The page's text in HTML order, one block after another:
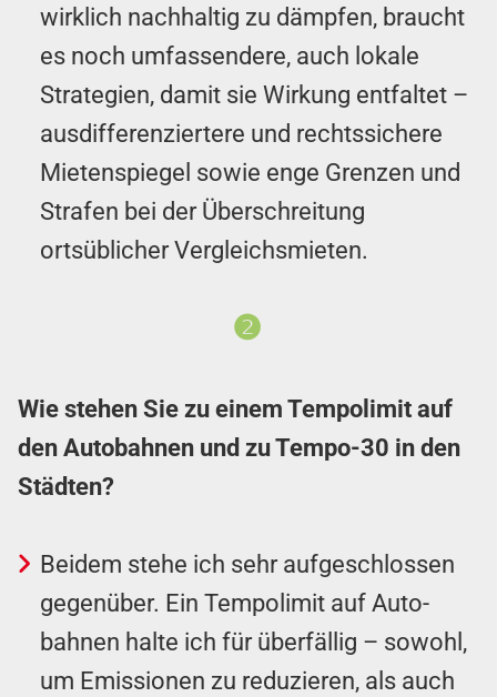
wirklich nachhaltig zu dämpfen, braucht
es noch um­fass­en­dere, auch lokale
Strategien, damit sie Wirkung entfaltet –
aus­diff­erenz­iertere und rechtssichere
Mieten­spiegel sowie enge Grenzen und
Strafen bei der Über­schreit­ung
ortsüblicher Vergleichsmieten.
❷
Wie stehen Sie zu einem Tempo­limit auf
den Auto­bahnen und zu Tempo-30 in den
Städten?
Beidem stehe ich sehr aufgeschlossen
gegenüber. Ein Tempolimit auf Auto­
bahnen halte ich für überfällig – sowohl,
um Em­iss­ionen zu reduzieren, als auch